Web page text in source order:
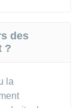
des
?
la